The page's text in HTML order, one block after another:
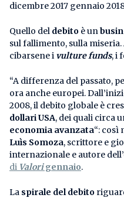
dicembre 2017 gennaio
Quello del debito è un
sul fallimento, sulla
cibarsene i vulture funds, i
“A differenza del passato,
ora anche europei.
2008, il debito globale è
dollari USA, dei quali circa
economia avanzata“: così
Luìs Somoza, scrittore e
internazionale e autore
di Valorigennaio.
La spirale del debito